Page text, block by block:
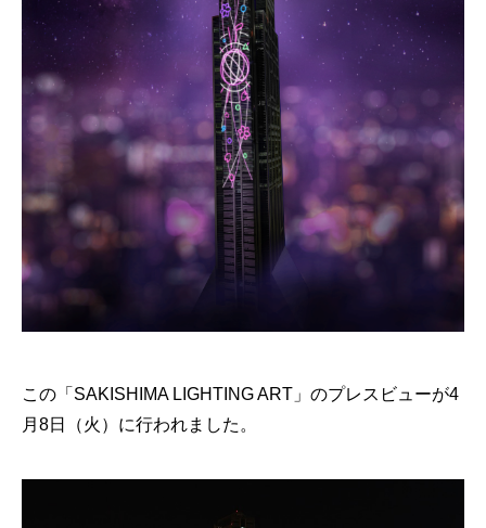
この「SAKISHIMA LIGHTING ART」のプレスビューが4
月8日（火）に行われました。